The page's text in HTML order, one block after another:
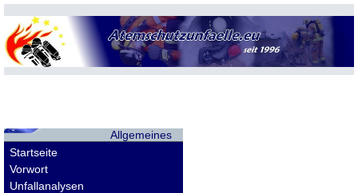
Allgemeines
Startseite
Vorwort
Unfallanalysen